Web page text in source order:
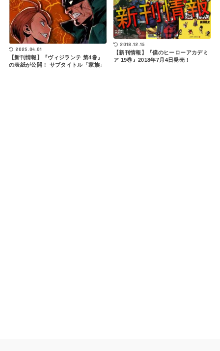
2025.04.01
【新刊情報】『ヴィジランテ 第4巻』
の表紙が公開！ サブタイトル「家族」
2018.12.15
【新刊情報】『僕のヒーローアカデミ
ア 19巻』2018年7月4日発売！